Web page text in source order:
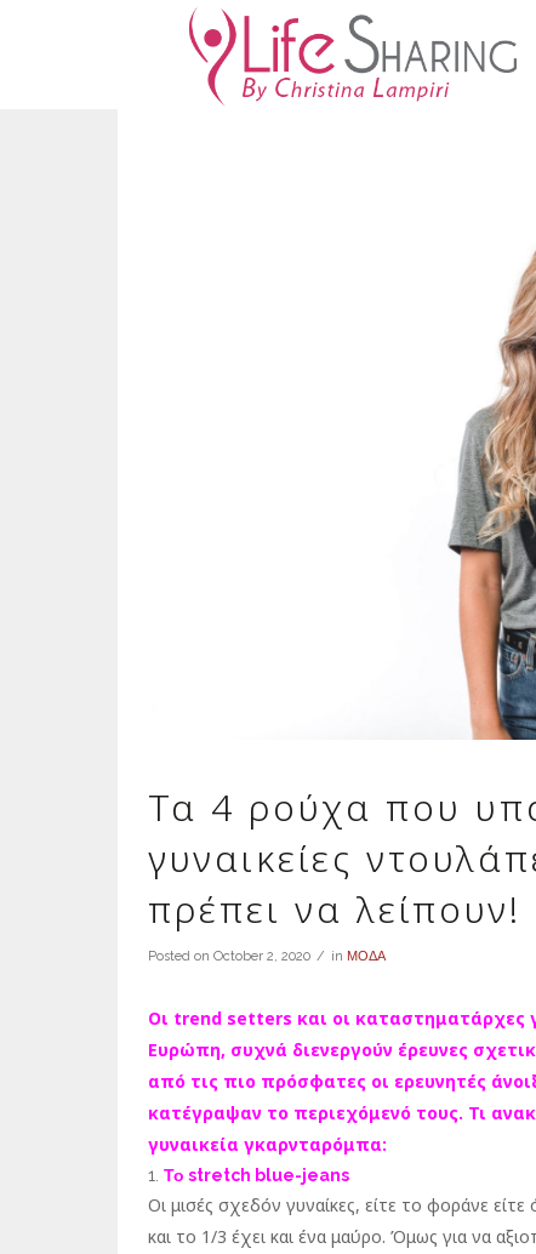
Τα 4 ρούχα που
γυναικείες
πρέπει να λείπουν!
Posted on October 2, 2020 in ΜΟΔΑ
Οι trend setters και οι καταστηματάρχες
Ευρώπη, συχνά διενεργούν έρευνες
από τις πιο πρόσφατες οι ερευνητές
κατέγραψαν το περιεχόμενό τους. Τι
γυναικεία γκαρνταρόμπα:
Το stretch blue-jeans
Οι μισές σχεδόν γυναίκες, είτε το φοράνε
και το 1/3 έχει και ένα μαύρο. Όμως για να